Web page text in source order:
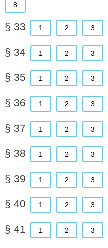
8
§ 33 1 2 3
§ 34 1 2 3
§ 35 1 2 3
§ 36 1 2 3
§ 37 1 2 3
§ 38 1 2 3
§ 39 1 2 3
§ 40 1 2 3
§ 41 1 2 3